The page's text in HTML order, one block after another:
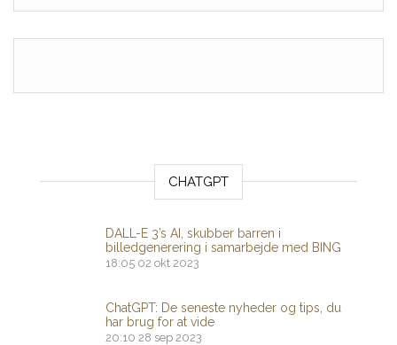
CHATGPT
DALL-E 3’s AI, skubber barren i
billedgenerering i samarbejde med BING
18:05 02 okt 2023
ChatGPT: De seneste nyheder og tips, du
har brug for at vide
20:10 28 sep 2023